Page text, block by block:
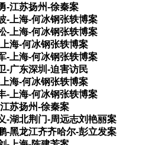
-江苏扬州-徐秦案
-上海-何冰钢张轶博案
-上海-何冰钢张轶博案
海-何冰钢张轶博案
-上海-何冰钢张轶博案
-广东深圳-迫害访民
海-何冰钢张轶博案
-上海-何冰钢张轶博案
苏扬州-徐秦案
-湖北荆门-周远志刘艳丽案
-黑龙江齐齐哈尔-彭立发案